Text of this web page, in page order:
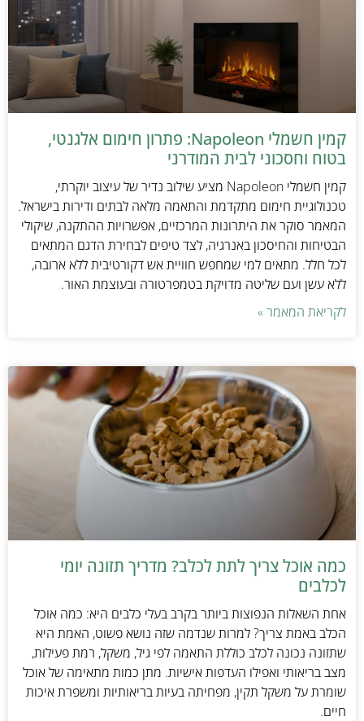
קמין חשמלי Napoleon: פתרון חימום אלגנטי,
בטוח וחסכוני לבית המודרני
קמין חשמלי Napoleon מציע שילוב נדיר של עיצוב יוקרתי,
טכנולוגיית חימום מתקדמת והתאמה מלאה לבתים ודירות בישראל.
המאמר סוקר את היתרונות המרכזיים, אפשרויות ההתקנה, שיקולי
הבטיחות והחיסכון באנרגיה, לצד טיפים לבחירת הדגם המתאים
לכל חלל. מתאים למי שמחפש חוויית אש דקורטיבית ללא ארובה,
ללא עשן ועם שליטה מדויקת בטמפרטורה ובעוצמת האור.
לקריאת המאמר »
כמה אוכל צריך לתת לכלב? מדריך תזונה יומי
לכלבים
אחת השאלות הנפוצות ביותר בקרב בעלי כלבים היא: כמה אוכל
הכלב באמת צריך? למרות שנדמה שזה נושא פשוט, האמת היא
שתזונה נכונה לכלב כוללת התאמה לפי גיל, משקל, רמת פעילות,
מצב בריאותי ואפילו העדפות אישיות. מתן כמות מתאימה של אוכל
שומרת על משקל תקין, מפחיתה בעיות בריאותיות ומשפרת איכות
חיים.